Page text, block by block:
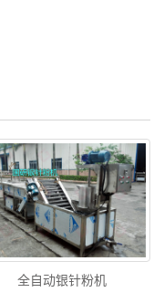
全自动银针粉机